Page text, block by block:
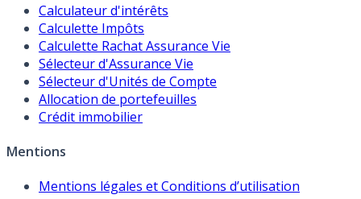
Calculateur d'intérêts
Calculette Impôts
Calculette Rachat Assurance Vie
Sélecteur d'Assurance Vie
Sélecteur d'Unités de Compte
Allocation de portefeuilles
Crédit immobilier
Mentions
Mentions légales et Conditions d’utilisation